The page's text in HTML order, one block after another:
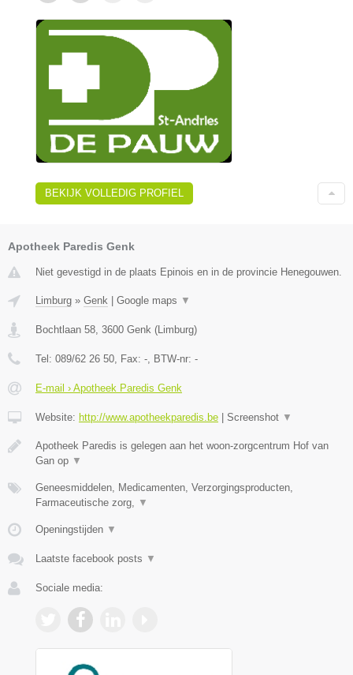
BEKIJK VOLLEDIG PROFIEL
Apotheek Paredis Genk
Niet gevestigd in de plaats Epinois en in de provincie Henegouwen.
Limburg » Genk Google maps ▼
Bochtlaan 58, 3600 Genk (Limburg)
Tel: 089/62 26 50, Fax: -, BTW-nr: -
E-mail › Apotheek Paredis Genk
Website: http://www.apotheekparedis.be Screenshot ▼
Apotheek Paredis is gelegen aan het woon-zorgcentrum Hof van
Gan op ▼
Geneesmiddelen, Medicamenten, Verzorgingsproducten,
Farmaceutische zorg, ▼
Openingstijden ▼
Laatste facebook posts ▼
Sociale media: